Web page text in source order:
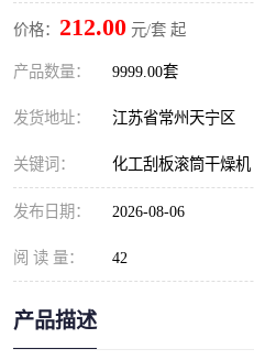
价格： 212.00 元/套 起
产品数量： 9999.00套
发货地址： 江苏省常州天宁区
关键词： 化工刮板滚筒干燥机
发布日期： 2026-08-06
阅 读 量： 42
产品描述